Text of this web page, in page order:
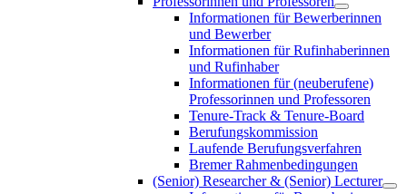
Informationen für Bewerberinnen
und Bewerber
Informationen für Rufinhaberinnen
und Rufinhaber
Informationen für (neuberufene)
Professorinnen und Professoren
Tenure-Track & Tenure-Board
Berufungskommission
Laufende Berufungsverfahren
Bremer Rahmenbedingungen
(Senior) Researcher & (Senior) Lecturer